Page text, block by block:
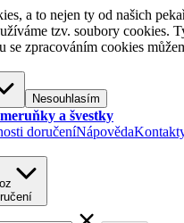
a to nejen ty od našich
tzv. soubory cookies.
se zpracováním cookies
Nesouhlasím
a švestky
doručeníNápověda